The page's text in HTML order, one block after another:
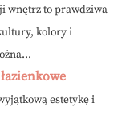
wnętrz to prawdziwa
kolory i
estetykę i